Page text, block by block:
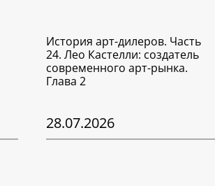
История арт-дилеров. Часть
24. Лео Кастелли: создатель
современного арт-рынка.
Глава 2
28.07.2026